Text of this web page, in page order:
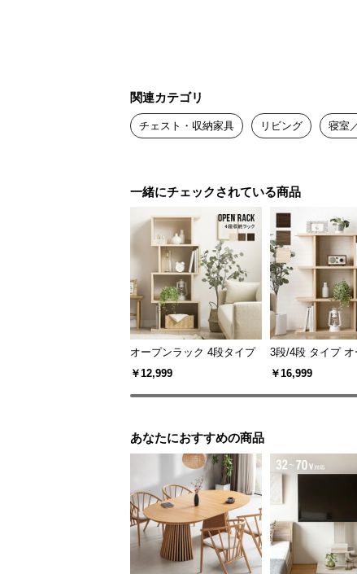
スリムサイズで
スリムな奥行きでちょっとしたス
類も収納できる十分な高さがありま
関連カテゴリ
チェスト・収納家具 リビング 寝室
一緒にチェックされている商品
オープンラック 4段タイプ
￥12,999
3段/4段 タイプ オ
ック
￥16,999
あなたにおすすめの商品